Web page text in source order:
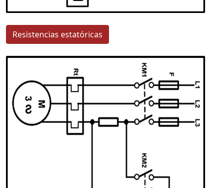
Resistencias estatóricas